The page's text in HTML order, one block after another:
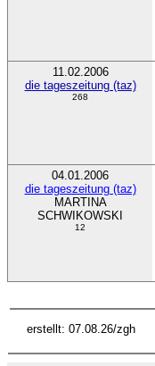
11.02.2006
die tageszeitung (taz)
268
04.01.2006
die tageszeitung (taz)
MARTINA
SCHWIKOWSKI
12
erstellt: 07.08.26/zgh